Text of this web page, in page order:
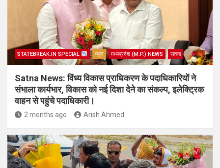
STATEBREAK.IN SPECIAL न्यूज़ मध्यप्रदेश (M.P.) NEWS सतना
Satna News: विंध्य विकास प्राधिकरण के पदाधिकारियों ने
संभाला कार्यभार, विकास को नई दिशा देने का संकल्प, इलेक्ट्रिक
वाहन से पहुंचे पदाधिकारी।
2 months ago Arish Ahmed